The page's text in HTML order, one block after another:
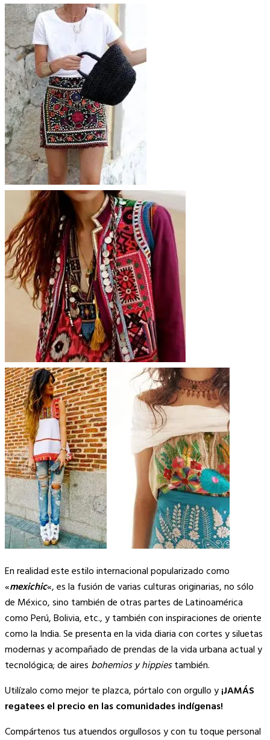
En realidad este estilo internacional popularizado como
«mexichic«, es la fusión de varias culturas originarias, no sólo
de México, sino también de otras partes de Latinoamérica
como Perú, Bolivia, etc., y también con inspiraciones de oriente
como la India. Se presenta en la vida diaria con cortes y siluetas
modernas y acompañado de prendas de la vida urbana actual y
tecnológica; de aires bohemios y hippiestambién.
Utilízalo como mejor te plazca, pórtalo con orgullo y¡JAMÁS
regatees el precio en las comunidades indígenas!
Compártenos tus atuendos orgullosos y con tu toque personal